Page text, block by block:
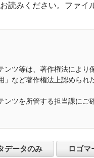
読みください。ファ
ンツ等は、著作権法により
」など著作権法上認めら
ツを所管する担当課にご
データのみ ロゴマ